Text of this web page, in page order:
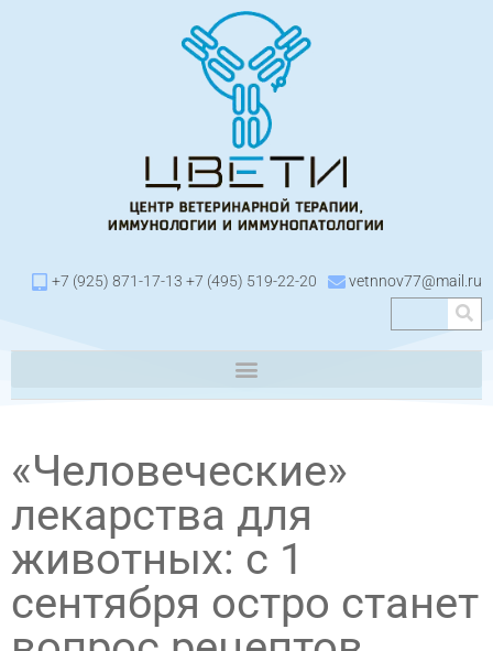
+7 (925) 871-17-13 +7 (495) 519-22-20 vetnnov77@mail.ru
«Человеческие»
лекарства для
животных: с 1
сентября остро станет